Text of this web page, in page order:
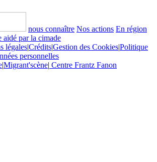
nous connaître Nos actions En région
aidé par la cimade
légales|Crédits|Gestion des Cookies|Politique
personnelles
|Migrant'scène| Centre Frantz Fanon